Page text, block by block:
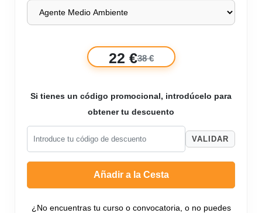
22 €38 €
Si tienes un código promocional, introdúcelo para
obtener tu descuento
VALIDAR
Añadir a la Cesta
¿No encuentras tu curso o convocatoria, o no puedes